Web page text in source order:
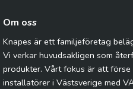
Om oss
Knapes är ett familjeföretag
Vi verkar huvudsakligen som
produkter. Vårt fokus är att
installatörer i Västsverige med